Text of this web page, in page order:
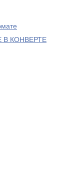
В КОНВЕРТЕ